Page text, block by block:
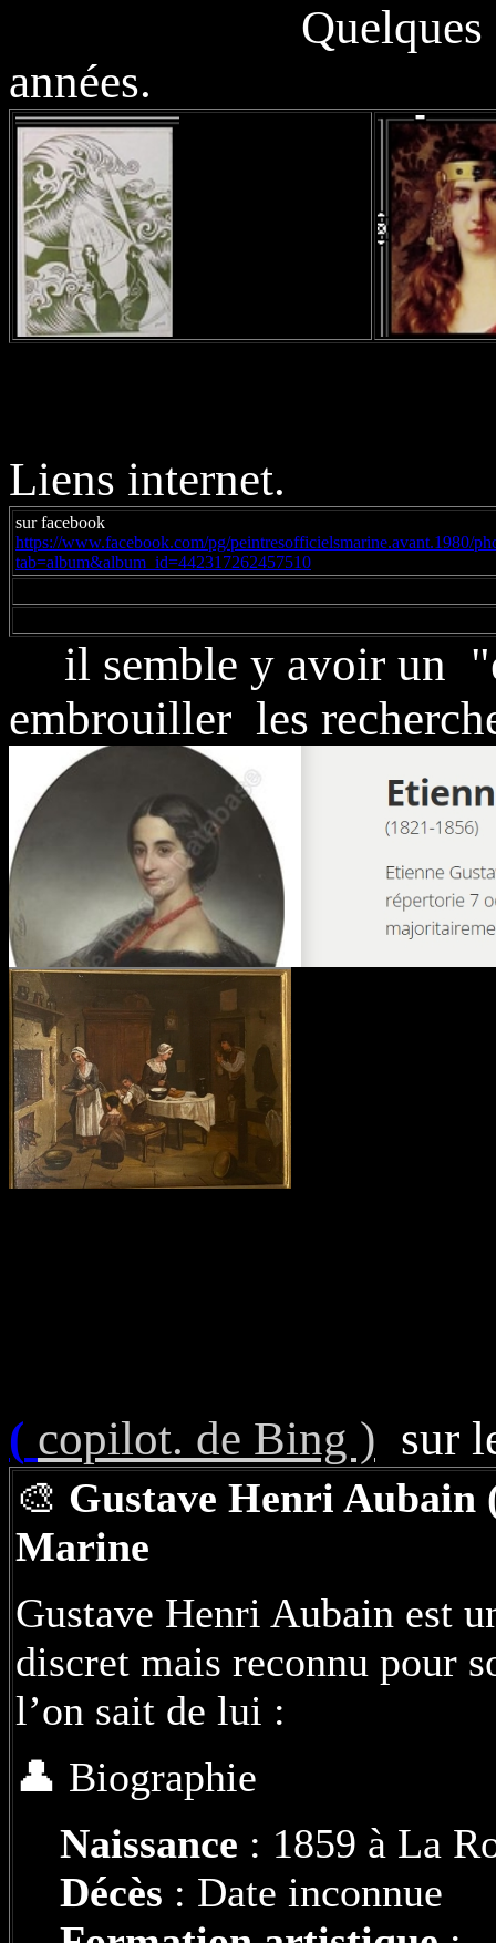
Quelques
années.
Liens internet.
sur facebook
https://www.facebook.com/pg/peintresofficielsmarine.avant.1980/
tab=album&album_id=442317262457510
il semble y avoir un
embrouiller les
( copilot. de Bing ) sur
🎨 Gustave Henri Aubain
Marine
Gustave Henri Aubain est
discret mais reconnu pour
l’on sait de lui :
👤 Biographie
Naissance : 1859 à La
Décès : Date inconnue